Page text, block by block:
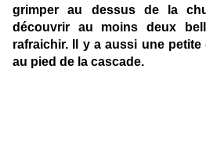
grimper au dessus de la
découvrir au moins deux
rafraichir. Il y a aussi une
au pied de la cascade.